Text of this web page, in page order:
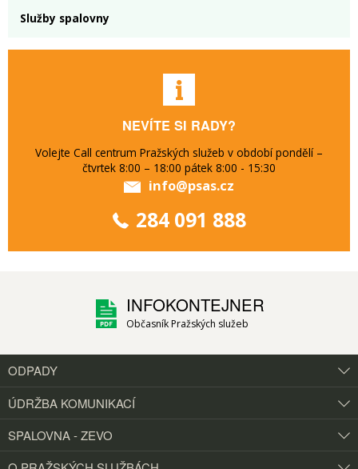
Služby spalovny
NEVÍTE SI RADY?
Volejte Call centrum Pražských služeb v období pondělí –
čtvrtek 8:00 – 18:00 pátek 8:00 - 15:30
info@psas.cz
284 091 888
INFOKONTEJNER
Občasník Pražských služeb
ODPADY
ÚDRŽBA KOMUNIKACÍ
SPALOVNA - ZEVO